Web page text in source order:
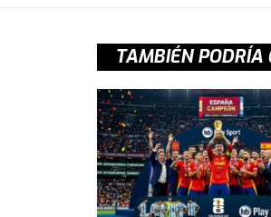
TAMBIÉN PODRÍA